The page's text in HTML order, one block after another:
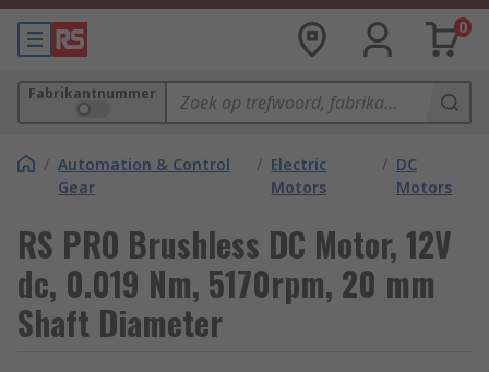
0
Fabrikantnummer
/ Automation & Control
Gear
/ Electric
Motors
/ DC
Motors
RS PRO Brushless DC Motor, 12V
dc, 0.019 Nm, 5170rpm, 20 mm
Shaft Diameter